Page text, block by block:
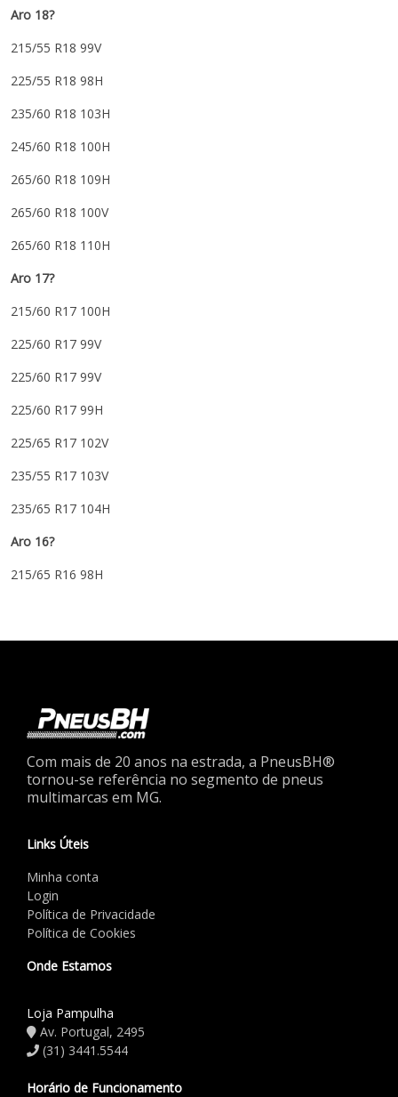
Aro 18?
215/55 R18 99V
225/55 R18 98H
235/60 R18 103H
245/60 R18 100H
265/60 R18 109H
265/60 R18 100V
265/60 R18 110H
Aro 17?
215/60 R17 100H
225/60 R17 99V
225/60 R17 99V
225/60 R17 99H
225/65 R17 102V
235/55 R17 103V
235/65 R17 104H
Aro 16?
215/65 R16 98H
Com mais de 20 anos na estrada, a PneusBH®
tornou-se referência no segmento de pneus
multimarcas em MG.
Links Úteis
Minha conta
Login
Política de Privacidade
Política de Cookies
Onde Estamos
Loja Pampulha
Av. Portugal, 2495
(31) 3441.5544
Horário de Funcionamento